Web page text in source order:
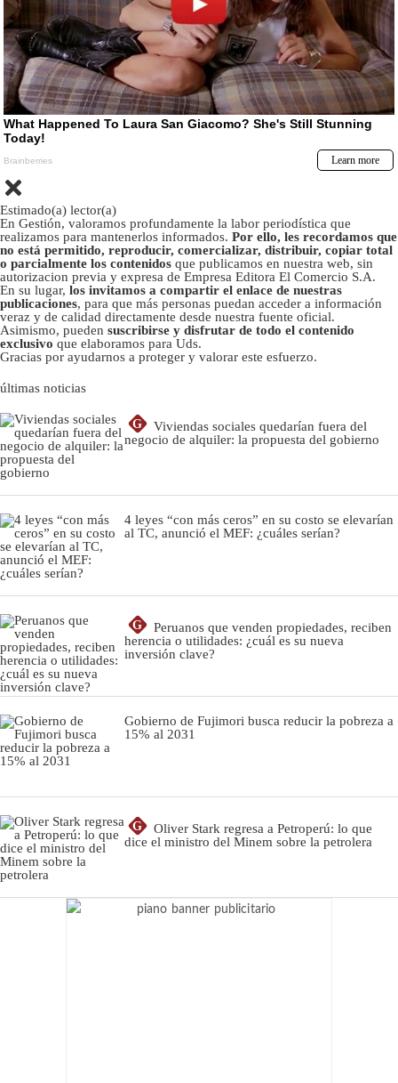
Estimado(a) lector(a)
En Gestión, valoramos profundamente la labor periodística que
realizamos para mantenerlos informados. Por ello, les recordamos que
no está permitido, reproducir, comercializar, distribuir, copiar total
o parcialmente los contenidos que publicamos en nuestra web, sin
autorizacion previa y expresa de Empresa Editora El Comercio S.A.
En su lugar, los invitamos a compartir el enlace de nuestras
publicaciones, para que más personas puedan acceder a información
veraz y de calidad directamente desde nuestra fuente oficial.
Asimismo, pueden suscribirse y disfrutar de todo el contenido
exclusivo que elaboramos para Uds.
Gracias por ayudarnos a proteger y valorar este esfuerzo.
últimas noticias
G
Viviendas sociales quedarían fuera del
negocio de alquiler: la propuesta del gobierno
4 leyes “con más ceros” en su costo se elevarían
al TC, anunció el MEF: ¿cuáles serían?
G
Peruanos que venden propiedades, reciben
herencia o utilidades: ¿cuál es su nueva
inversión clave?
Gobierno de Fujimori busca reducir la pobreza a
15% al 2031
G
Oliver Stark regresa a Petroperú: lo que
dice el ministro del Minem sobre la petrolera